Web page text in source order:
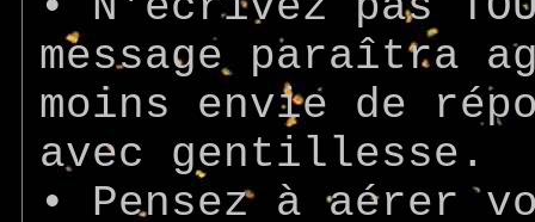
message paraîtra
moins envie de
avec gentillesse.
• Pensez à aérer